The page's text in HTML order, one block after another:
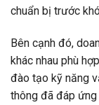
chuẩn bị trước
Bên cạnh đó,
khác nhau phù
đào tạo kỹ năng
thông đã đáp